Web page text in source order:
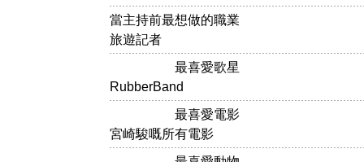
當主持前最想做的職業
旅遊記者
最喜愛歌星
RubberBand
最喜愛電影
宮崎駿嘅所有電影